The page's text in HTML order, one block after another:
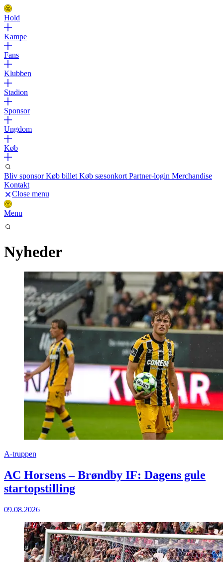
Hold
Kampe
Fans
Klubben
Stadion
Sponsor
Ungdom
Køb
Bliv sponsorKøb billet Køb sæsonkort Partner-login Merchandise
Kontakt
Close menu
Menu
Nyheder
A-truppen
AC Horsens – Brøndby IF: Dagens gule
startopstilling
09.08.2026